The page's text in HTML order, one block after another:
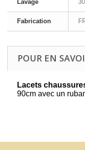
Lavage
Fabrication
POUR EN
Lacets
90cm avec un